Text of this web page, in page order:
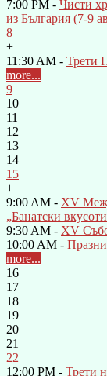
7:00 PM - Чисти
из България (7-9
8
+
11:30 AM - Трети
more...
9
10
11
12
13
14
15
+
9:00 AM - XV
„Банатски
9:30 AM - XV
10:00 AM -
more...
16
17
18
19
20
21
22
12:00 PM - Трети